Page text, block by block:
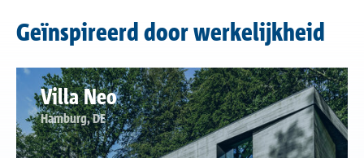
Geïnspireerd door werkelijkheid
Villa Neo
Hamburg, DE